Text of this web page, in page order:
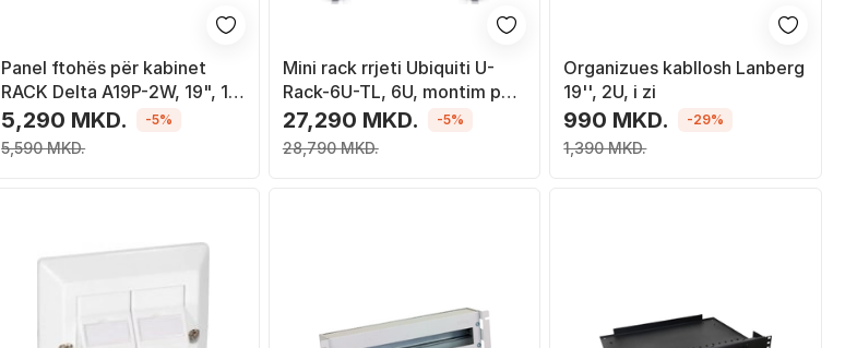
Panel ftohës për kabinet
RACK Delta A19P-2W, 19", 1U,
i zi
5,290 MKD.
5,590 MKD.
-5%
Mini rack rrjeti Ubiquiti U-
Rack-6U-TL, 6U, montim pa
vegla, gri
27,290 MKD.
28,790 MKD.
-5%
Organizues kabllosh Lanberg
19'', 2U, i zi
990 MKD.
1,390 MKD.
-29%